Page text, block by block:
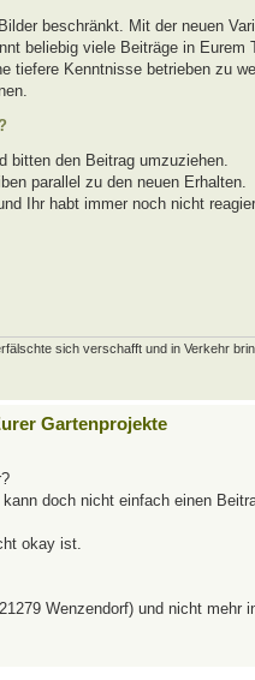
beschränkt. Mit der neuen
beliebig viele Beiträge in Eurem
Kenntnisse betrieben zu
bitten den Beitrag umzuziehen.
parallel zu den neuen Erhalten.
Ihr habt immer noch nicht
sich verschafft und in Verkehr
Gartenprojekte
doch nicht einfach einen
okay ist.
Wenzendorf) und nicht mehr